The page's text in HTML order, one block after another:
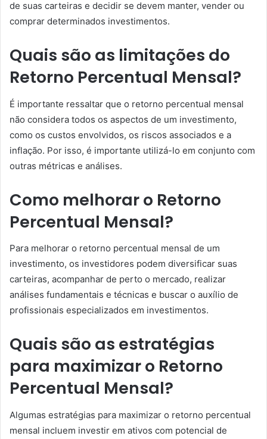
de suas carteiras e decidir se devem manter, vender ou
comprar determinados investimentos.
Quais são as limitações do
Retorno Percentual Mensal?
É importante ressaltar que o retorno percentual mensal
não considera todos os aspectos de um investimento,
como os custos envolvidos, os riscos associados e a
inflação. Por isso, é importante utilizá-lo em conjunto com
outras métricas e análises.
Como melhorar o Retorno
Percentual Mensal?
Para melhorar o retorno percentual mensal de um
investimento, os investidores podem diversificar suas
carteiras, acompanhar de perto o mercado, realizar
análises fundamentais e técnicas e buscar o auxílio de
profissionais especializados em investimentos.
Quais são as estratégias
para maximizar o Retorno
Percentual Mensal?
Algumas estratégias para maximizar o retorno percentual
mensal incluem investir em ativos com potencial de